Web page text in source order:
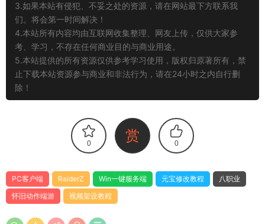
3.如果本站有侵犯、不妥之处的资源，请在网站最下方联系我
们。将会第一时间解决！
4.本站所有内容均由互联网收集整理、网友上传，仅供大家参
考、学习，不存在任何商业目的与商业用途。
5.本站提供的所有资源仅供参考学习使用，版权归原著所有，禁
止下载本站资源参与商业和非法行为，请在24小时之内自行删
除！
0 赏 0
PC客户端 RaiderZ Win一键服务端 元宝修改教程
八职业
怀旧动作端游
视频架设教程